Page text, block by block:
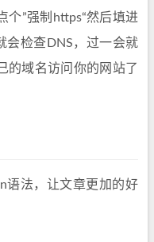
个”强制https“然后填进
会检查DNS，过一会就
的域名访问你的网站了
语法，让文章更加的好